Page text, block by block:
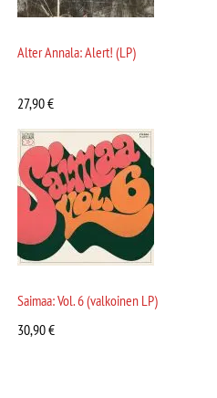
Alter Annala: Alert! (LP)
27,90€
Saimaa: Vol. 6 (valkoinen LP)
30,90€